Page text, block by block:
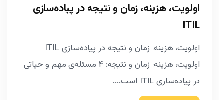
اولویت، هزینه، زمان و نتیجه در پیاده‌سازی
ITIL
اولویت، هزینه، زمان و نتیجه در پیاده‌سازی ITIL
اولویت، هزینه، زمان و نتیجه: ۴ مسئله‌ی مهم و حیاتی
در پیاده‌سازی ITIL است....